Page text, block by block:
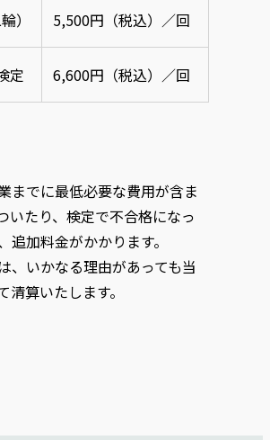
） 5,500円（税込）／回
定 6,600円（税込）／回
までに最低必要な費用が含ま
いたり、検定で不合格になっ
追加料金がかかります。
、いかなる理由があっても当
算いたします。